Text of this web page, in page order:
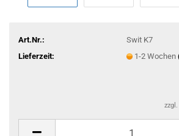
Art.Nr.:
Swit K7
Lieferzeit:
1-2 Wochen